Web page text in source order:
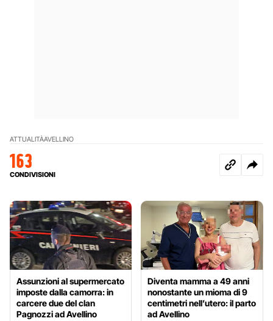
ATTUALITÀAVELLINO
163
CONDIVISIONI
Assunzioni al supermercato
imposte dalla camorra: in
carcere due del clan
Pagnozzi ad Avellino
Diventa mamma a 49 anni
nonostante un mioma di 9
centimetri nell’utero: il parto
ad Avellino